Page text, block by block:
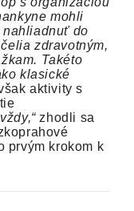
mohli
nahliadnuť do
zdravotným,
Takéto
klasické
aktivity s
zhodli sa
prvým krokom k